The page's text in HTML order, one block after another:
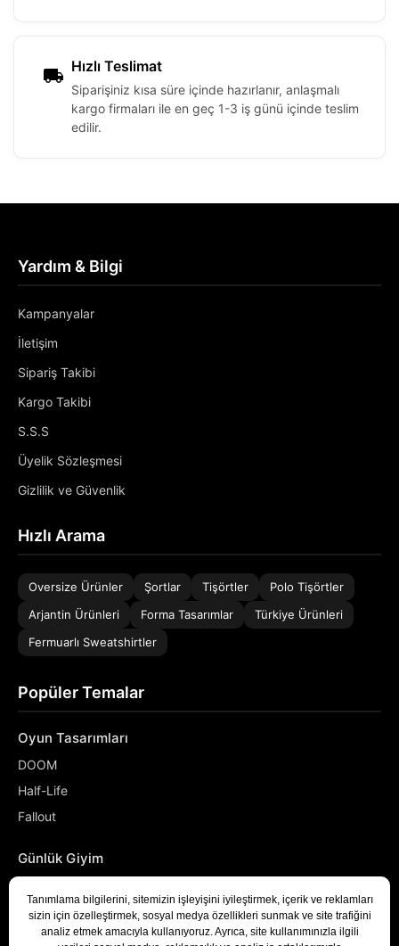
Hızlı Teslimat
Siparişiniz kısa süre içinde hazırlanır, anlaşmalı
kargo firmaları ile en geç 1-3 iş günü içinde teslim
edilir.
Yardım & Bilgi
Kampanyalar
İletişim
Sipariş Takibi
Kargo Takibi
S.S.S
Üyelik Sözleşmesi
Gizlilik ve Güvenlik
Hızlı Arama
Oversize Ürünler Şortlar Tişörtler
Polo Tişörtler
Arjantin Ürünleri
Forma Tasarımlar
Türkiye Ürünleri
Fermuarlı Sweatshirtler
Popüler Temalar
Oyun Tasarımları
DOOM
Half-Life
Fallout
Günlük Giyim
Denizci
Developer